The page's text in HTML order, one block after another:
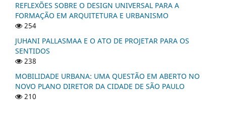
REFLEXÕES SOBRE O DESIGN UNIVERSAL PARA A
FORMAÇÃO EM ARQUITETURA E URBANISMO
254
JUHANI PALLASMAA E O ATO DE PROJETAR PARA OS
SENTIDOS
238
MOBILIDADE URBANA: UMA QUESTÃO EM ABERTO NO
NOVO PLANO DIRETOR DA CIDADE DE SÃO PAULO
210